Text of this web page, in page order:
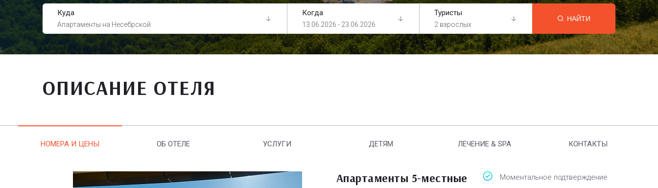
Куда
Апартаменты на Несебрской
Когда
13.06.2026 - 23.06.2026
Туристы
2 взрослых
НАЙТИ
ОПИСАНИЕ ОТЕЛЯ
НОМЕРА И ЦЕНЫ ОБ ОТЕЛЕ УСЛУГИ ДЕТЯМ ЛЕЧЕНИЕ & SPA КОНТАКТЫ
Апартаменты 5-местные Моментальное подтверждение